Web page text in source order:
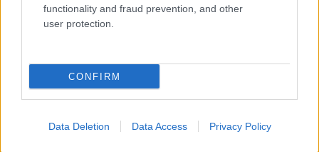
functionality and fraud prevention, and other
user protection.
CONFIRM
Data Deletion Data Access Privacy Policy
BAROKK POMPÁBA ÖLTÖZIK A BELVÁROS:
Jubileumi fogadalom megerősítés, történelmi felvonulás,
tűzshow és vezetett séták is várják az érdeklődőket augusztus